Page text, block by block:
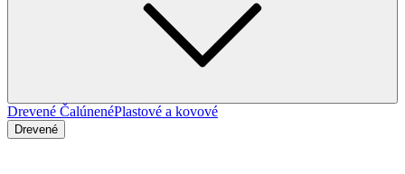
Drevené ČalúnenéPlastové a kovové
Drevené